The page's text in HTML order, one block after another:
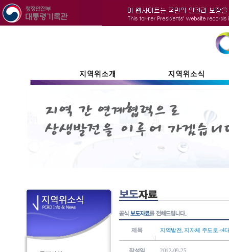
제목 지역발전, 지자체 주도로 <4
작성일 2012-09-25